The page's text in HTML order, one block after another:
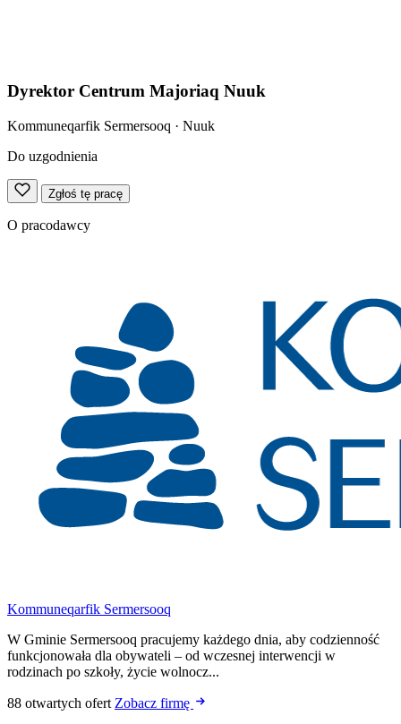
Dyrektor Centrum Majoriaq Nuuk
Kommuneqarfik Sermersooq · Nuuk
Do uzgodnienia
Zgłoś tę pracę
O pracodawcy
Kommuneqarfik Sermersooq
W Gminie Sermersooq pracujemy każdego dnia, aby codzienność
funkcjonowała dla obywateli – od wczesnej interwencji w
rodzinach po szkoły, życie wolnocz...
88 otwartych ofert Zobacz firmę